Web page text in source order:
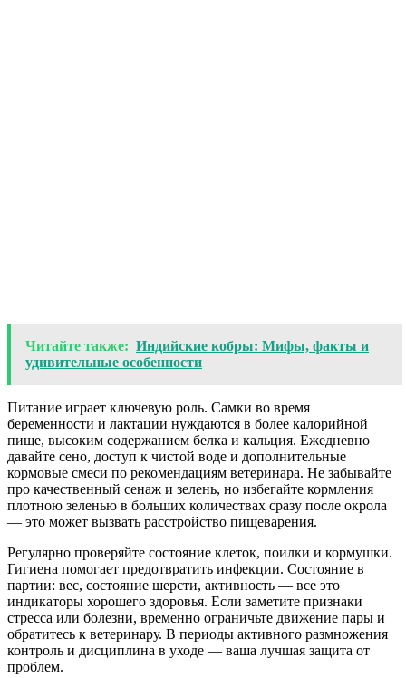
Читайте также: Индийские кобры: Мифы, факты и
удивительные особенности
Питание играет ключевую роль. Самки во время
беременности и лактации нуждаются в более калорийной
пище, высоким содержанием белка и кальция. Ежедневно
давайте сено, доступ к чистой воде и дополнительные
кормовые смеси по рекомендациям ветеринара. Не забывайте
про качественный сенаж и зелень, но избегайте кормления
плотною зеленью в больших количествах сразу после окрола
— это может вызвать расстройство пищеварения.
Регулярно проверяйте состояние клеток, поилки и кормушки.
Гигиена помогает предотвратить инфекции. Состояние в
партии: вес, состояние шерсти, активность — все это
индикаторы хорошего здоровья. Если заметите признаки
стресса или болезни, временно ограничьте движение пары и
обратитесь к ветеринару. В периоды активного размножения
контроль и дисциплина в уходе — ваша лучшая защита от
проблем.